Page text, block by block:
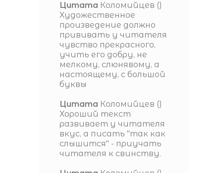
Цитата Коломийцев ()
Художественное
произведение должно
прививать у читателя
чувство прекрасного,
учить его добру, не
мелкому, слюнявому, а
настоящему, с большой
буквы
Цитата Коломийцев ()
Хороший текст
развивает у читателя
вкус, а писать "так как
слышится" - приучать
читателя к свинству.